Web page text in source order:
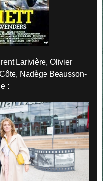
Larivière, Olivier
Nadège Beausson-
: